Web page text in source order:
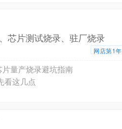
芯片测试烧录、驻厂烧录
网店第1年
量产烧录避坑指南
看这几点